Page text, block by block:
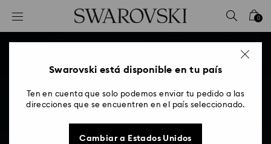
Accesskeys list
0 - Header
2 - Footer
0
Swarovski está disponible en tu país
Ten en cuenta que solo podemos enviar tu pedido a las
direcciones que se encuentren en el país seleccionado.
Cambiar a Estados Unidos